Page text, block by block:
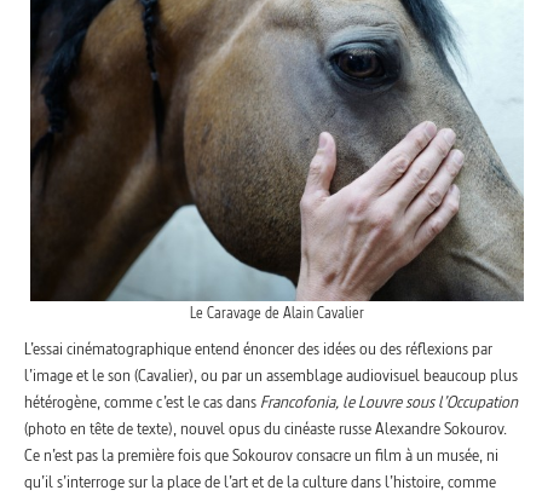
Le Caravage de Alain Cavalier
L’essai cinématographique entend énoncer des idées ou des réflexions par
l’image et le son (Cavalier), ou par un assemblage audiovisuel beaucoup plus
hétérogène, comme c’est le cas dans Francofonia, le Louvre sous l’Occupation
(photo en tête de texte), nouvel opus du cinéaste russe Alexandre Sokourov.
Ce n’est pas la première fois que Sokourov consacre un film à un musée, ni
qu’il s’interroge sur la place de l’art et de la culture dans l’histoire, comme